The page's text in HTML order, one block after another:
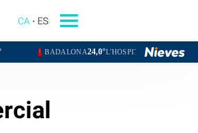
CA ES
24,0°L'HOSPITALET DE LLOBREGAT24,6°SANTA